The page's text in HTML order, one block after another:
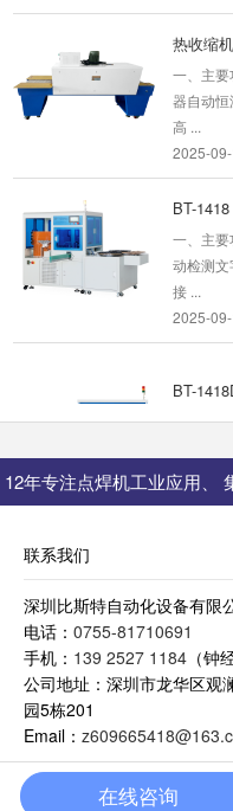
热收缩机
一、主
器自动
高 ...
2025-
BT-
一、主
动检测
接 ...
2025-
BT-
2025-
设备功率
围：圆柱
14430/
2026-
设备名称
号：BT-
介绍 ...
12年专注点焊机工业应用、
联系我们
深圳比斯特自动化设备有限
电话： 0755-81710691
手机： 139 2527 1184 （钟
公司地址：深圳市龙华区观
园5栋201
Email：
在线咨询